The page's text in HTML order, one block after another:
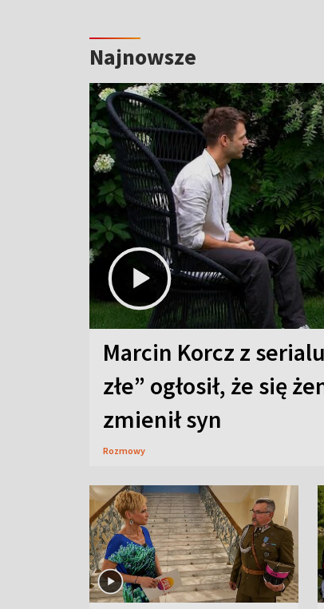
Najnowsze
Marcin Korcz z
złe” ogłosił, że się
zmienił syn
Rozmowy